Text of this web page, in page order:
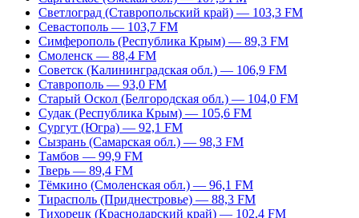
Светлоград (Ставропольский край) — 103,3 FM
Севастополь — 103,7 FM
Симферополь (Республика Крым) — 89,3 FM
Смоленск — 88,4 FM
Советск (Калининградская обл.) — 106,9 FM
Ставрополь — 93,0 FM
Старый Оскол (Белгородская обл.) — 104,0 FM
Судак (Республика Крым) — 105,6 FM
Сургут (Югра) — 92,1 FM
Сызрань (Самарская обл.) — 98,3 FM
Тамбов — 99,9 FM
Тверь — 89,4 FM
Тёмкино (Смоленская обл.) — 96,1 FM
Тирасполь (Приднестровье) — 88,3 FM
Тихорецк (Краснодарский край) — 102,4 FM